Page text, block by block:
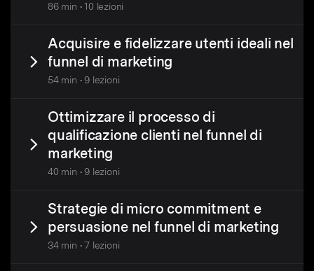
86 min • 10 lezioni
Acquisire e fidelizzare utenti ideali nel
funnel di marketing
54 min • 9 lezioni
Ottimizzare il processo di
qualificazione clienti nel funnel di
marketing
40 min • 9 lezioni
Strategie di micro commitment e
persuasione nel funnel di marketing
34 min • 7 lezioni